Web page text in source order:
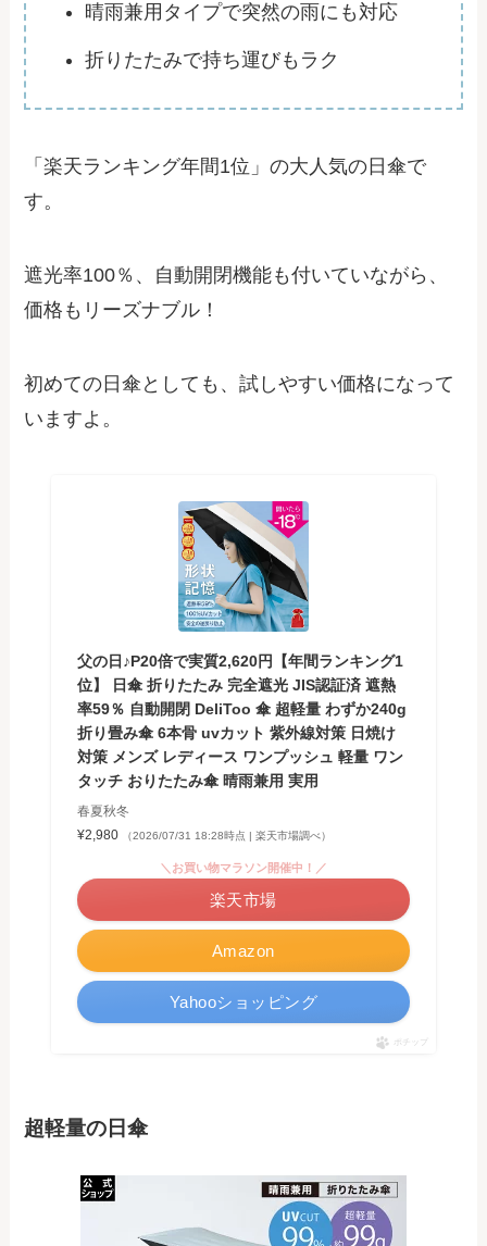
晴雨兼用タイプで突然の雨にも対応
折りたたみで持ち運びもラク
「楽天ランキング年間1位」の大人気の日傘で
す。
遮光率100％、自動開閉機能も付いていながら、
価格もリーズナブル！
初めての日傘としても、試しやすい価格になって
いますよ。
父の日♪P20倍で実質2,620円【年間ランキング1
位】 日傘 折りたたみ 完全遮光 JIS認証済 遮熱
率59％ 自動開閉 DeliToo 傘 超軽量 わずか240g
折り畳み傘 6本骨 uvカット 紫外線対策 日焼け
対策 メンズ レディース ワンプッシュ 軽量 ワン
タッチ おりたたみ傘 晴雨兼用 実用
春夏秋冬
¥2,980
（2026/07/31 18:28時点 | 楽天市場調べ）
Amazon
＼お買い物マラソン開催中！／
楽天市場
Yahooショッピング
ポチップ
超軽量の日傘